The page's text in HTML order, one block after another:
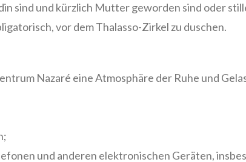
sind und kürzlich Mutter geworden sind oder
vor dem Thalasso-Zirkel zu duschen.
Nazaré eine Atmosphäre der Ruhe und
und anderen elektronischen Geräten,